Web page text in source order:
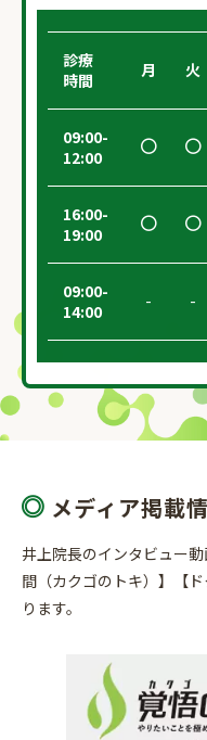
診療
時間
月 火
09:00-
12:00
16:00-
19:00
09:00-
14:00
- -
メディア掲載
井上院長のインタビュー
間（カクゴのトキ）】【
ります。